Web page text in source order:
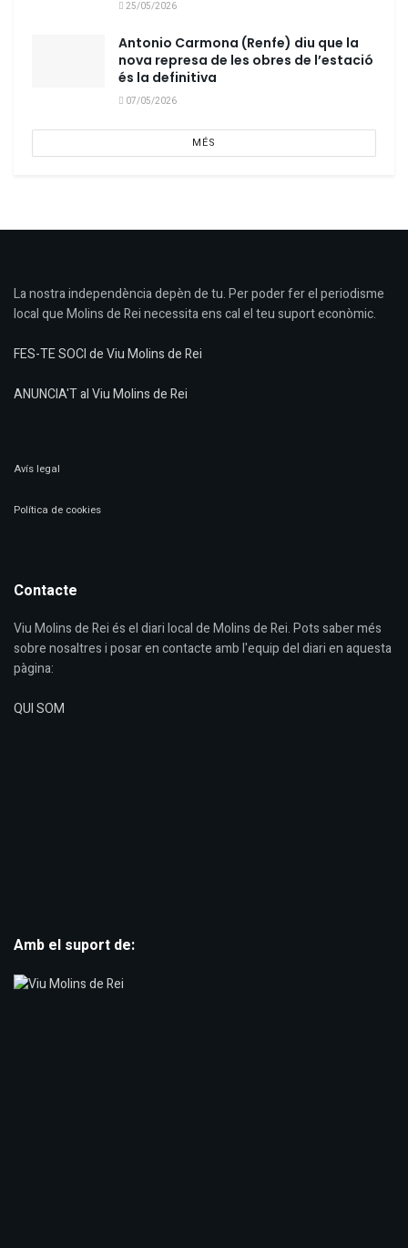
25/05/2026
Antonio Carmona (Renfe) diu que la
nova represa de les obres de l’estació
és la definitiva
07/05/2026
MÉS
La nostra independència depèn de tu. Per poder fer el periodisme
local que Molins de Rei necessita ens cal el teu suport econòmic.
FES-TE SOCI de Viu Molins de Rei
ANUNCIA'T al Viu Molins de Rei
Avís legal
Política de cookies
Contacte
Viu Molins de Rei és el diari local de Molins de Rei. Pots saber més
sobre nosaltres i posar en contacte amb l'equip del diari en aquesta
pàgina:
QUI SOM
Amb el suport de: